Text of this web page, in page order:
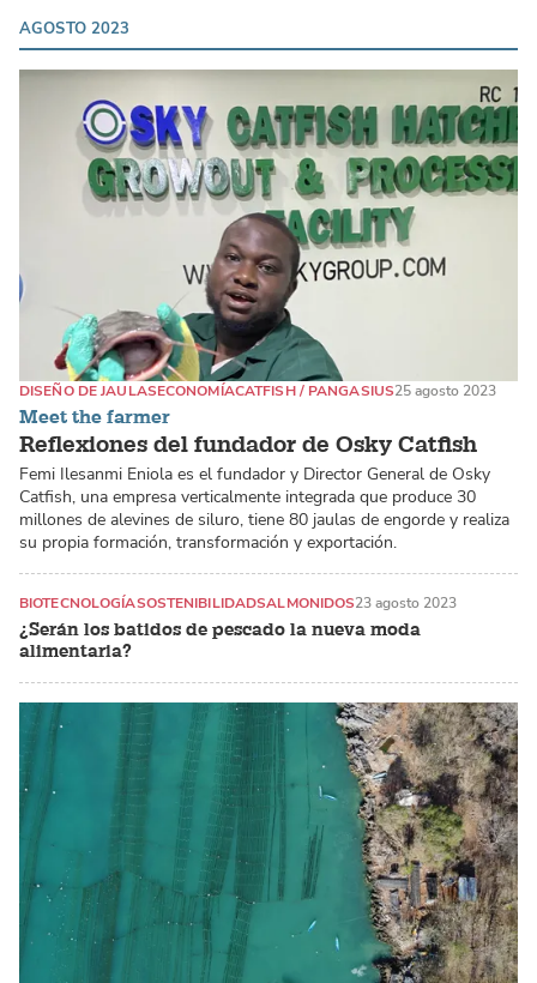
AGOSTO 2023
Meet the farmer
Reflexiones del fundador de Osky Catfish
DISEÑO DE JAULASECONOMÍACATFISH / PANGASIUS25 agosto 2023
Femi Ilesanmi Eniola es el fundador y Director General de Osky
Catfish, una empresa verticalmente integrada que produce 30
millones de alevines de siluro, tiene 80 jaulas de engorde y realiza
su propia formación, transformación y exportación.
¿Serán los batidos de pescado la nueva moda
alimentaria?
BIOTECNOLOGÍASOSTENIBILIDADSALMONIDOS23 agosto 2023